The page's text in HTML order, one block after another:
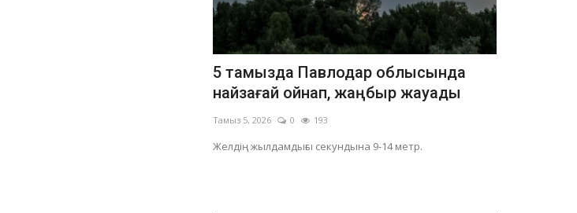
5 тамызда Павлодар облысында
найзағай ойнап, жаңбыр жауады
Тамыз 5, 2026 0 193
Желдің жылдамдығы секундына 9-14 метр.